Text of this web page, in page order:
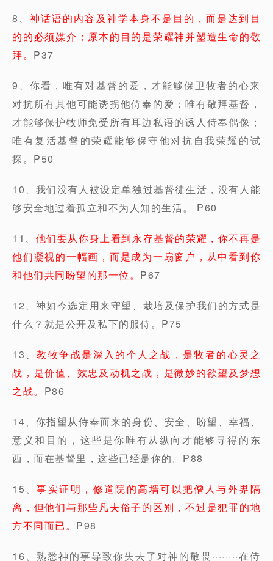
8、神话语的内容及神学本身不是目的，而是达到目
的的必须媒介；原本的目的是荣耀神并塑造生命的敬
拜。 P37
9、你看，唯有对基督的爱，才能够保卫牧者的心来
对抗所有其他可能诱拐他侍奉的爱；唯有敬拜基督，
才能够保护牧师免受所有耳边私语的诱人侍奉偶像；
唯有复活基督的荣耀能够保守他对抗自我荣耀的试
探。P50
10、我们没有人被设定单独过基督徒生活，没有人能
够安全地过着孤立和不为人知的生活。 P60
11、 他们要从你身上看到永存基督的荣耀，你不再是
他们凝视的一幅画，而是成为一扇窗户，从中看到你
和他们共同盼望的那一位。 P67
12、神如今选定用来守望、栽培及保护我们的方式是
什么？就是公开及私下的服侍。P75
13、教牧争战是深入的个人之战，是牧者的心灵之
战，是价值、效忠及动机之战，是微妙的欲望及梦想
之战。 P86
14、你指望从侍奉而来的身份、安全、盼望、幸福、
意义和目的，这些是你唯有从纵向才能够寻得的东
西，而在基督里，这些已经是你的。P88
15、事实证明，修道院的高墙可以把僧人与外界隔
离，但他们与那些凡夫俗子的区别，不过是犯罪的地
方不同而已。 P98
16、熟悉神的事导致你失去了对神的敬畏········在侍